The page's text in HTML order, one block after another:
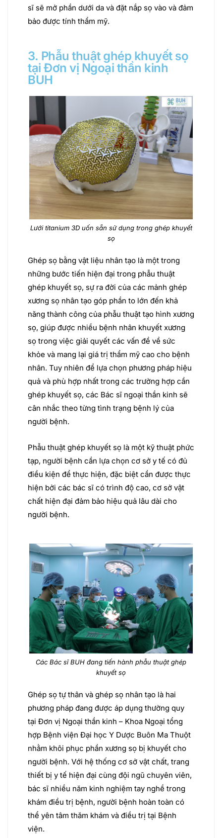
sĩ sẽ mở phần dưới da và đặt nắp sọ vào và đảm
bảo được tính thẩm mỹ.
3. Phẫu thuật ghép khuyết sọ
tại Đơn vị Ngoại thần kinh
BUH
Lưới titanium 3D uốn sẵn sử dụng trong ghép khuyết
sọ
Ghép sọ bằng vật liệu nhân tạo là một trong
những bước tiến hiện đại trong phẫu thuật
ghép khuyết sọ, sự ra đời của các mảnh ghép
xương sọ nhân tạo góp phần to lớn đến khả
năng thành công của phẫu thuật tạo hình xương
sọ, giúp được nhiều bệnh nhân khuyết xương
sọ trong việc giải quyết các vấn đề về sức
khỏe và mang lại giá trị thẩm mỹ cao cho bệnh
nhân. Tuy nhiên để lựa chọn phương pháp hiệu
quả và phù hợp nhất trong các trường hợp cần
ghép khuyết sọ, các Bác sĩ ngoại thần kinh sẽ
cân nhắc theo từng tình trạng bệnh lý của
người bệnh.
Phẫu thuật ghép khuyết sọ là một kỹ thuật phức
tạp, người bệnh cần lựa chọn cơ sở y tế có đủ
điều kiện để thực hiện, đặc biệt cần được thực
hiện bởi các bác sĩ có trình độ cao, cơ sở vật
chất hiện đại đảm bảo hiệu quả lâu dài cho
người bệnh.
Các Bác sĩ BUH đang tiến hành phẫu thuật ghép
khuyết sọ
Ghép sọ tự thân và ghép sọ nhân tạo là hai
phương pháp đang được áp dụng thường quy
tại Đơn vị Ngoại thần kinh – Khoa Ngoại tổng
hợp Bệnh viện Đại học Y Dược Buôn Ma Thuột
nhằm khôi phục phần xương sọ bị khuyết cho
người bệnh. Với hệ thống cơ sở vật chất, trang
thiết bị y tế hiện đại cùng đội ngũ chuyên viên,
bác sĩ nhiều năm kinh nghiệm tay nghề trong
khám điều trị bệnh, người bệnh hoàn toàn có
thể yên tâm thăm khám và điều trị tại Bệnh
viện.